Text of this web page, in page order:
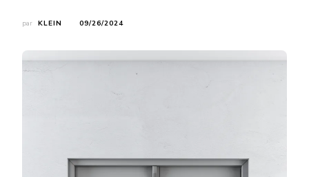
par KLEIN 09/26/2024